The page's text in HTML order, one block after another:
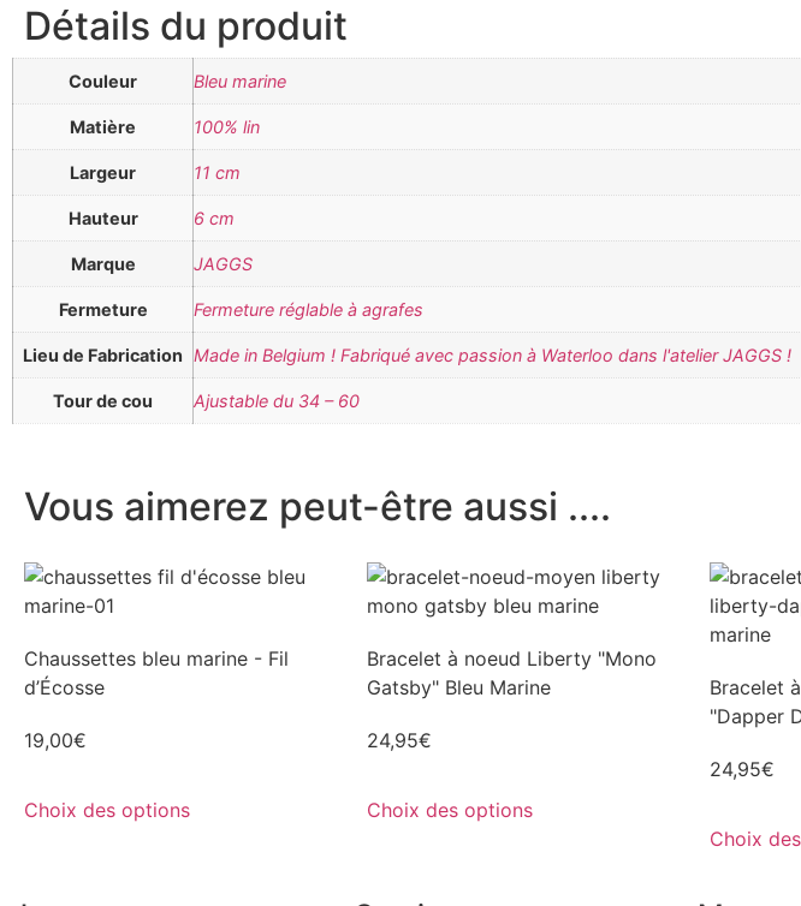
Détails du produit
Couleur Bleu marine
Matière 100% lin
Largeur 11 cm
Hauteur 6 cm
Marque JAGGS
Fermeture Fermeture réglable à agrafes
Lieu de Fabrication Made in Belgium ! Fabriqué avec passion à Waterloo dans l'atelier JAGGS !
Tour de cou Ajustable du 34 – 60
Vous aimerez peut-être aussi ....
Chaussettes bleu marine - Fil
d’Écosse
19,00€
Choix des options
Bracelet à noeud Liberty "Mono
Gatsby" Bleu Marine
24,95€
Choix des options
Bracelet
"Dapper
24,95€
Choix